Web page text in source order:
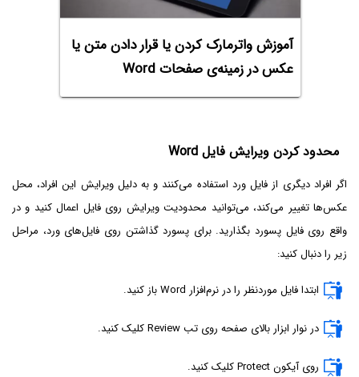
آموزش واترمارک کردن یا قرار دادن متن یا
عکس در زمینه‌ی صفحات Word
محدود کردن ویرایش فایل Word
اگر افراد دیگری از فایل ورد استفاده می‌کنند و به دلیل ویرایش این افراد، محل
عکس‌ها تغییر می‌کند، می‌توانید محدودیت ویرایش روی فایل اعمال کنید و در
واقع روی فایل پسورد بگذارید. برای پسورد گذاشتن روی فایل‌های ورد، مراحل
زیر را دنبال کنید:
ابتدا فایل موردنظر را در نرم‌افزار Word باز کنید.
در نوار ابزار بالای صفحه روی تب Review کلیک کنید.
روی آیکون Protect کلیک کنید.